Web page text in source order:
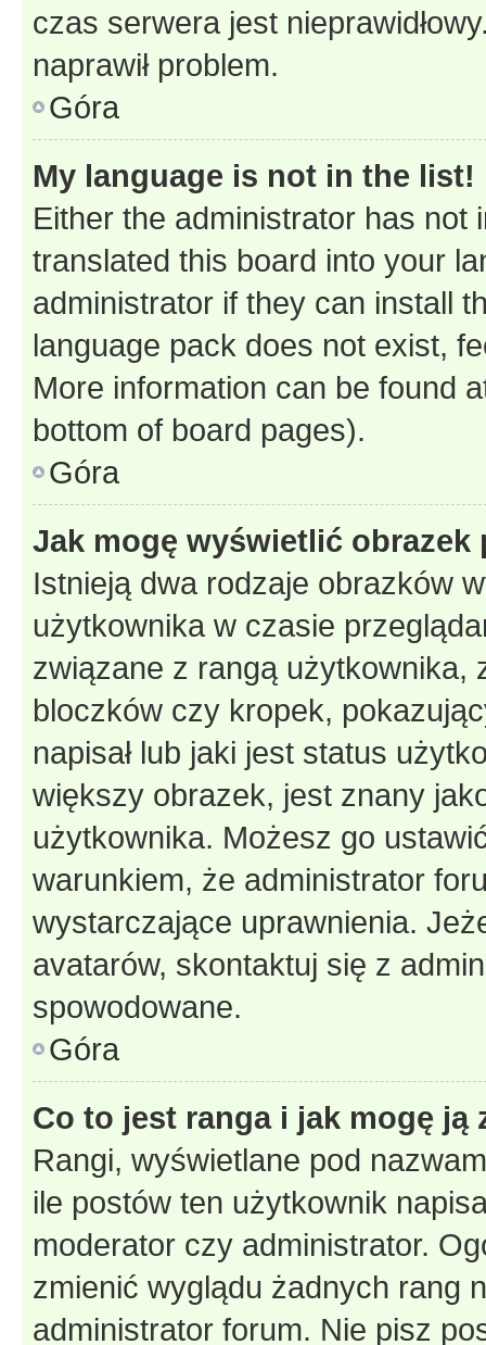
czas serwera jest
naprawił problem.
Góra
My language is not in the list!
Either the administrator has not
translated this board into your
administrator if they can install
language pack does not exist,
More information can be found
bottom of board pages).
Góra
Jak mogę wyświetlić
Istnieją dwa rodzaje obrazków
użytkownika w czasie
związane z rangą użytkownika,
bloczków czy kropek,
napisał lub jaki jest status
większy obrazek, jest znany
użytkownika. Możesz go
warunkiem, że administrator
wystarczające uprawnienia.
avatarów, skontaktuj się z
spowodowane.
Góra
Co to jest ranga i jak mogę ją
Rangi, wyświetlane pod
ile postów ten użytkownik
moderator czy administrator.
zmienić wyglądu żadnych rang
administrator forum. Nie pisz